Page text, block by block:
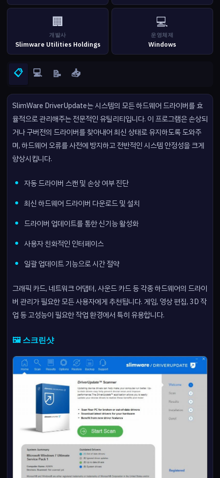
🏢
개발사
Slimware Utilities Holdings
💻
운영체제
Windows
📋 💻 📝 📥
SlimWare DriverUpdate는 시스템의 모든 하드웨어 드라이버를 효
율적으로 관리해주는 전문적인 유틸리티입니다. 이 프로그램은 손상되
거나 구버전의 드라이버를 찾아내어 최신 상태로 유지하도록 도와주
며, 하드웨어 오류를 사전에 방지하고 전반적인 시스템 안정성을 크게
향상시킵니다.
자동 드라이버 스캔 및 손상 여부 진단
최신 하드웨어 드라이버 다운로드 및 설치
드라이버 업데이트를 통한 신기능 활성화
사용자 친화적인 인터페이스
일괄 업데이트 기능으로 시간 절약
그래픽 카드, 네트워크 어댑터, 사운드 카드 등 각종 하드웨어의 드라이
버 관리가 필요한 모든 사용자에게 추천됩니다. 게임, 영상 편집, 3D 작
업 등 고성능이 필요한 작업 환경에서 특히 유용합니다.
🖼️ 스크린샷